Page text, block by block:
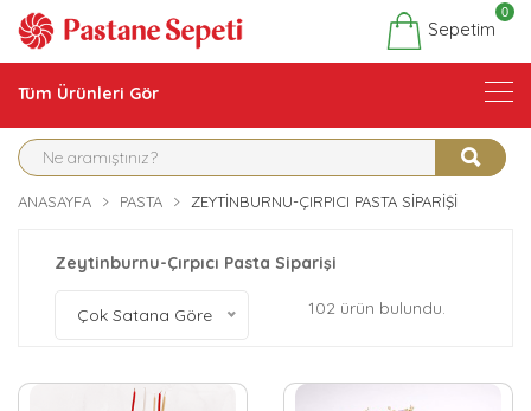
Sepetim
0
Tüm Ürünleri Gör
ANASAYFA PASTA ZEYTINBURNU-ÇIRPICI PASTA SIPARIŞI
Zeytinburnu-Çırpıcı Pasta Siparişi
Çok Satana Göre 102 ürün bulundu.